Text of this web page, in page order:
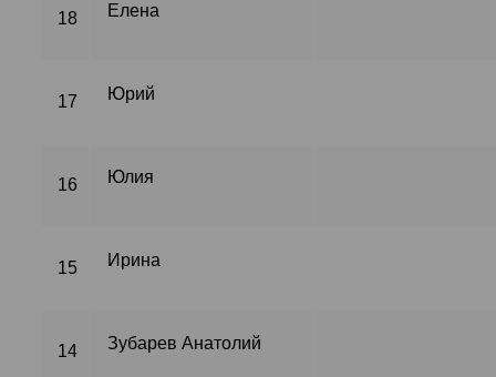
18 Елена
17 Юрий
16 Юлия
15 Ирина
14 Зубарев Анатолий